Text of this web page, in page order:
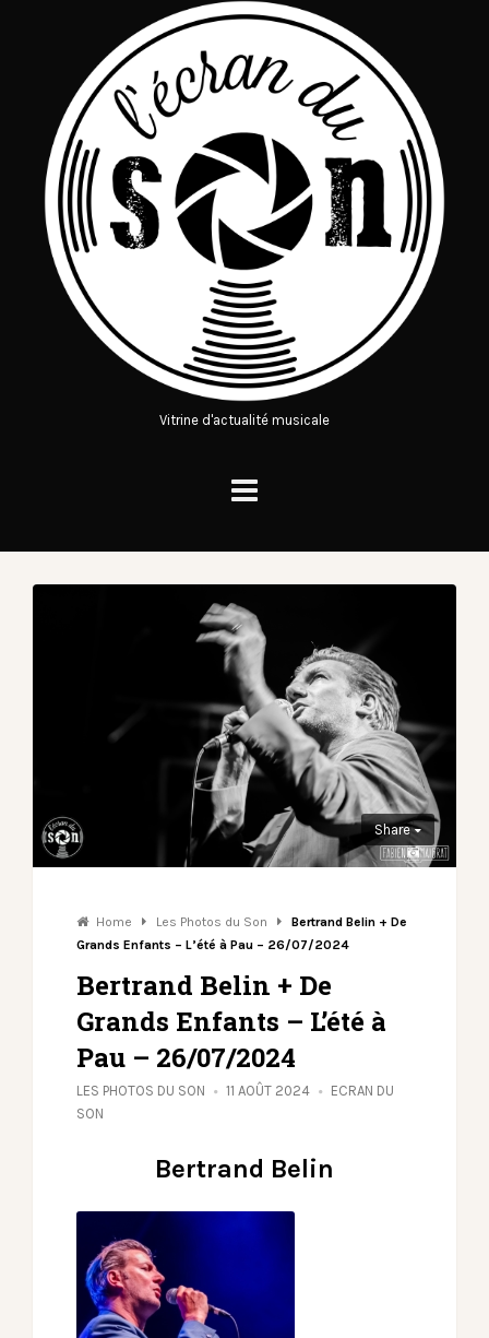
Vitrine d'actualité musicale
Share
Home Les Photos du Son
Bertrand Belin + De
Grands Enfants – L’été à Pau – 26/07/2024
Bertrand Belin + De
Grands Enfants – L’été à
Pau – 26/07/2024
LES PHOTOS DU SON 11 AOÛT 2024
ECRAN DU
SON
Bertrand Belin